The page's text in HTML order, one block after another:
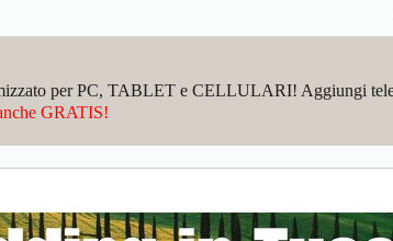
per PC, TABLET e CELLULARI! Aggiungi
GRATIS!